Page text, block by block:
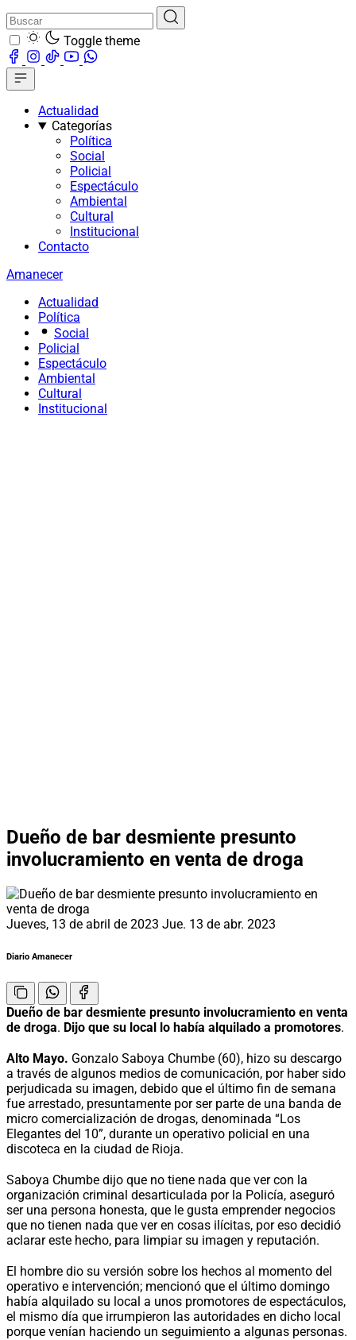
Toggle theme
Actualidad
Categorías
Política
Social
Policial
Espectáculo
Ambiental
Cultural
Institucional
Contacto
Amanecer
Actualidad
Política
Social
Policial
Espectáculo
Ambiental
Cultural
Institucional
Dueño de bar desmiente presunto
involucramiento en venta de droga
Jueves, 13 de abril de 2023 Jue. 13 de abr. 2023
Diario Amanecer
Dueño de bar desmiente presunto involucramiento en venta
de droga. Dijo que su local lo había alquilado a promotores.
Alto Mayo. Gonzalo Saboya Chumbe (60), hizo su descargo
a través de algunos medios de comunicación, por haber sido
perjudicada su imagen, debido que el último fin de semana
fue arrestado, presuntamente por ser parte de una banda de
micro comercialización de drogas, denominada “Los
Elegantes del 10”, durante un operativo policial en una
discoteca en la ciudad de Rioja.
Saboya Chumbe dijo que no tiene nada que ver con la
organización criminal desarticulada por la Policía, aseguró
ser una persona honesta, que le gusta emprender negocios
que no tienen nada que ver en cosas ilícitas, por eso decidió
aclarar este hecho, para limpiar su imagen y reputación.
El hombre dio su versión sobre los hechos al momento del
operativo e intervención; mencionó que el último domingo
había alquilado su local a unos promotores de espectáculos,
el mismo día que irrumpieron las autoridades en dicho local
porque venían haciendo un seguimiento a algunas personas.